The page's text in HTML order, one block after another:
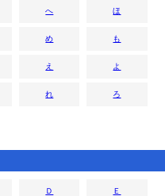
へ ほ
め も
え よ
れ ろ
Ｄ Ｅ